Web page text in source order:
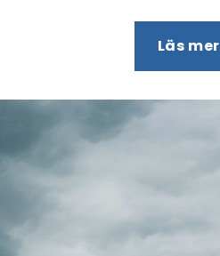
Läs mer